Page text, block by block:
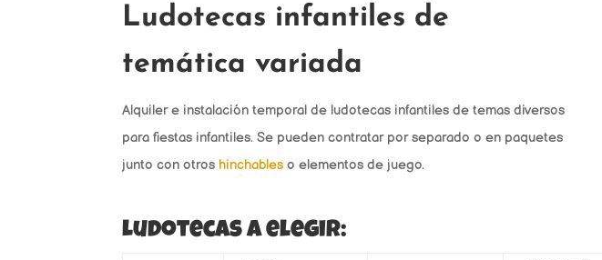
Ludotecas infantiles de
temática variada
Alquiler e instalación temporal de ludotecas infantiles de temas diversos
para fiestas infantiles. Se pueden contratar por separado o en paquetes
junto con otros hinchables o elementos de juego.
Ludotecas a elegir: